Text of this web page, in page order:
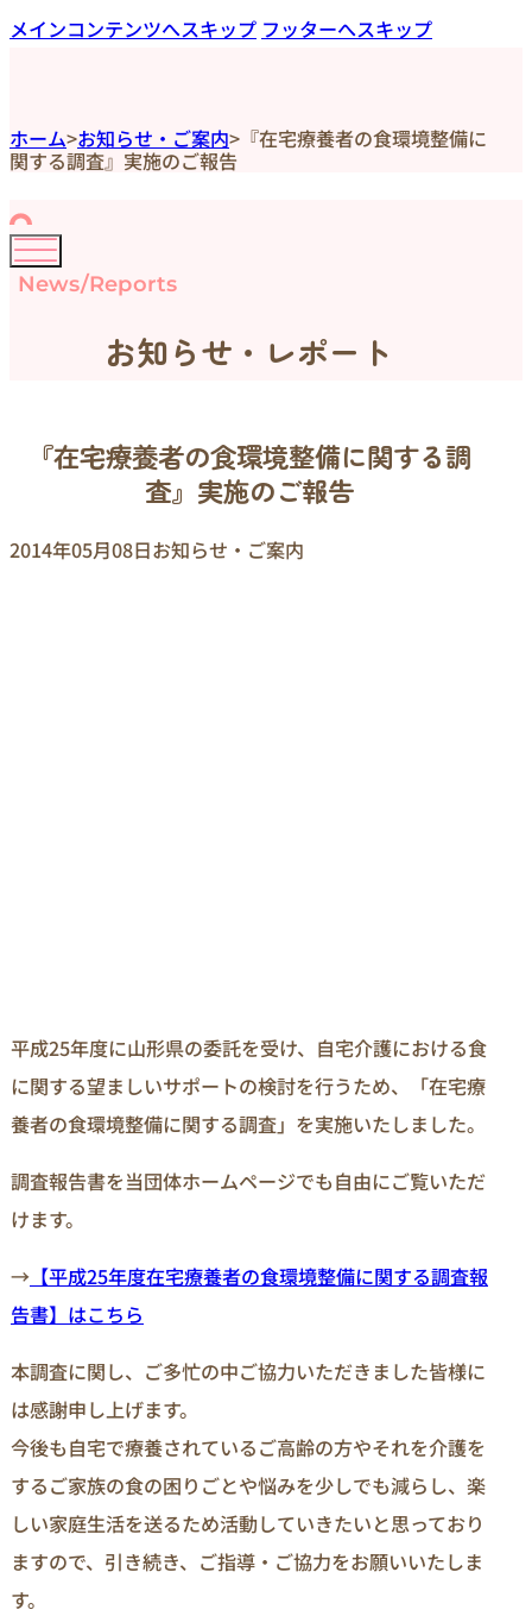
メインコンテンツへスキップ フッターへスキップ
ホーム>お知らせ・ご案内> 『在宅療養者の食環境整備に
関する調査』実施のご報告
News/Reports
お知らせ・レポート
『在宅療養者の食環境整備に関する調
査』実施のご報告
2014年05月08日お知らせ・ご案内
平成25年度に山形県の委託を受け、自宅介護における食
に関する望ましいサポートの検討を行うため、「在宅療
養者の食環境整備に関する調査」を実施いたしました。
調査報告書を当団体ホームページでも自由にご覧いただ
けます。
→ 【平成25年度在宅療養者の食環境整備に関する調査報
告書】はこちら
本調査に関し、ご多忙の中ご協力いただきました皆様に
は感謝申し上げます。
今後も自宅で療養されているご高齢の方やそれを介護を
するご家族の食の困りごとや悩みを少しでも減らし、楽
しい家庭生活を送るため活動していきたいと思っており
ますので、引き続き、ご指導・ご協力をお願いいたしま
す。